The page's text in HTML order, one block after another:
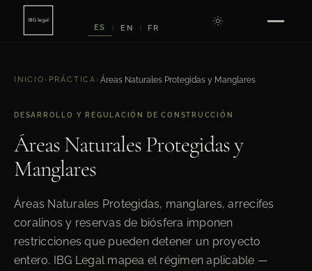
ES EN FR
INICIO › PRÁCTICA › Áreas Naturales Protegidas y Manglares
DESARROLLO Y REGULACIÓN DE CONSTRUCCIÓN
Áreas Naturales Protegidas y
Manglares
Áreas Naturales Protegidas, manglares, arrecifes
coralinos y reservas de biósfera imponen
restricciones que pueden detener un proyecto
entero. IBG Legal mapea el régimen aplicable —